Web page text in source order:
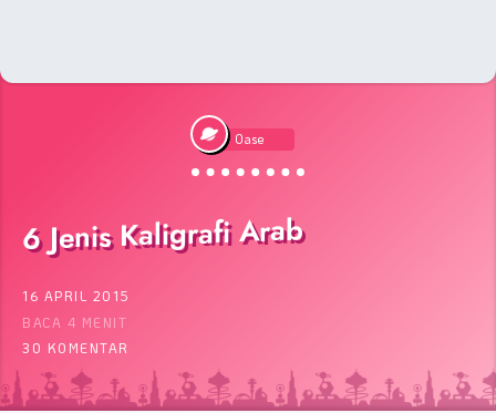
Oase
6 Jenis Kaligrafi Arab
16 APRIL 2015
BACA 4 MENIT
30 KOMENTAR